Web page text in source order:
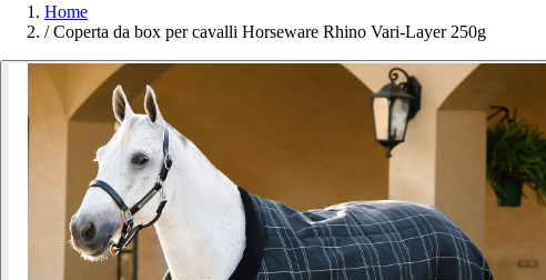
Home
/ Coperta da box per cavalli Horseware Rhino Vari-Layer 250g